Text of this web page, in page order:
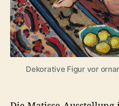
Dekorative Figur vor